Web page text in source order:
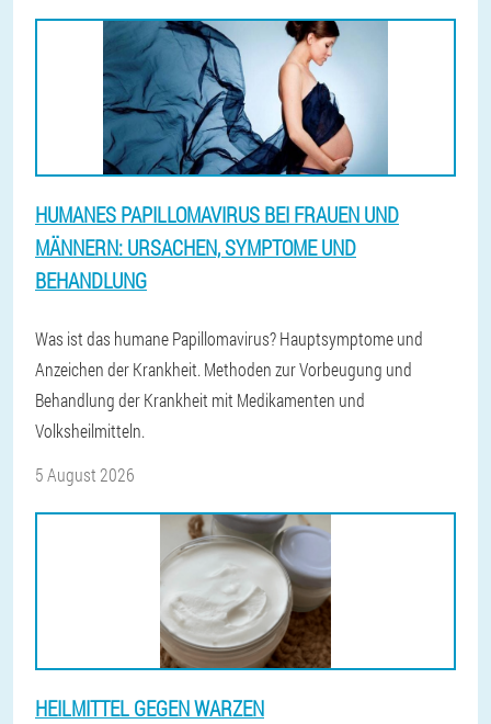
HUMANES PAPILLOMAVIRUS BEI FRAUEN UND
MÄNNERN: URSACHEN, SYMPTOME UND
BEHANDLUNG
Was ist das humane Papillomavirus? Hauptsymptome und
Anzeichen der Krankheit. Methoden zur Vorbeugung und
Behandlung der Krankheit mit Medikamenten und
Volksheilmitteln.
5 August 2026
HEILMITTEL GEGEN WARZEN